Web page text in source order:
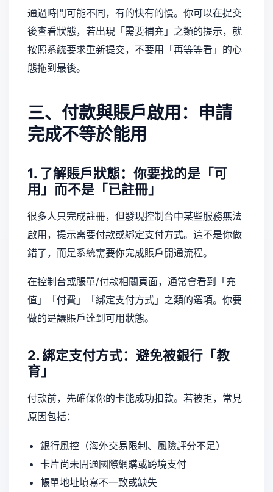
通過時間可能不同，有的快有的慢。你可以在提交
後查看狀態，若出現「需要補充」之類的提示，就
按照系統要求重新提交，不要用「再等等看」的心
態拖到最後。
三、付款與賬戶啟用：申請
完成不等於能用
1. 了解賬戶狀態：你要找的是「可
用」而不是「已註冊」
很多人只完成註冊，但發現控制台中某些服務無法
啟用，提示需要付款或綁定支付方式。這不是你做
錯了，而是系統需要你完成賬戶開通流程。
在控制台或賬單/付款相關頁面，通常會看到「充
值」「付費」「綁定支付方式」之類的選項。你要
做的是讓賬戶達到可用狀態。
2. 綁定支付方式：避免被銀行「教
育」
付款前，先確保你的卡能成功扣款。若被拒，常見
原因包括：
銀行風控（海外交易限制、風險評分不足）
卡片尚未開通國際網購或跨境支付
帳單地址填寫不一致或缺失